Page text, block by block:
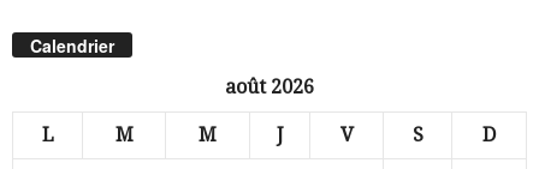
Calendrier
août 2026
L M M J V S D